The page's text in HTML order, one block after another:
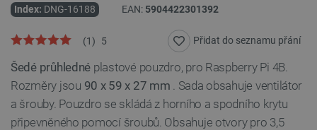
Index: DNG-16188 EAN: 5904422301392
5
(1) Přidat do seznamu přání
Šedé průhledné plastové pouzdro, pro Raspberry Pi 4B.
Rozměry jsou 90 x 59 x 27 mm . Sada obsahuje ventilátor
a šrouby. Pouzdro se skládá z horního a spodního krytu
připevněného pomocí šroubů. Obsahuje otvory pro 3,5